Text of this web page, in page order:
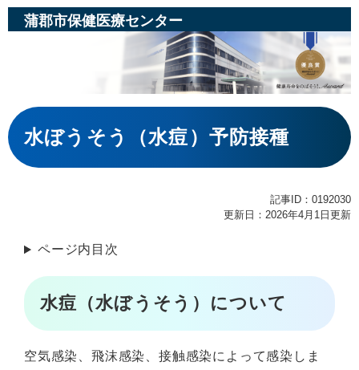
蒲郡市保健医療センター
本
文
水ぼうそう（水痘）予防接種
記事ID：0192030
更新日：2026年4月1日更新
ページ内目次
水痘（水ぼうそう）について
空気感染、飛沫感染、接触感染によって感染しま